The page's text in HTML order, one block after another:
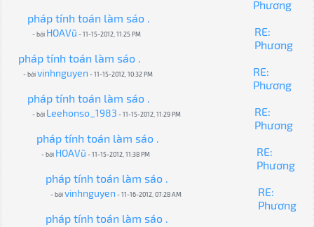
Phương
pháp tính toán làm sáo .
- bởi HOAVũ - 11-15-2012, 11:25 PM
RE:
Phương
pháp tính toán làm sáo .
- bởivinhnguyen - 11-15-2012, 10:32 PM
RE:
Phương
pháp tính toán làm sáo .
- bởi Leehonso_1983 - 11-15-2012, 11:29 PM
RE:
Phương
pháp tính toán làm sáo .
- bởi HOAVũ - 11-15-2012, 11:38 PM
RE:
Phương
pháp tính toán làm sáo .
- bởivinhnguyen - 11-16-2012, 07:28 AM
RE:
Phương
pháp tính toán làm sáo .